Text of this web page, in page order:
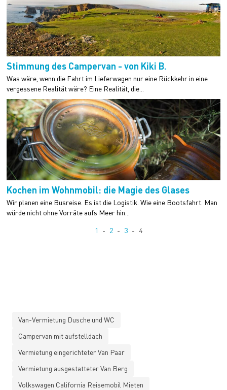
Stimmung des Campervan - von Kiki B.
Was wäre, wenn die Fahrt im Lieferwagen nur eine Rückkehr in eine
vergessene Realität wäre? Eine Realität, die...
Kochen im Wohnmobil: die Magie des Glases
Wir planen eine Busreise. Es ist die Logistik. Wie eine Bootsfahrt. Man
würde nicht ohne Vorräte aufs Meer hin...
1 2 3 4
Van-Vermietung Dusche und WC
Campervan mit aufstelldach
Vermietung eingerichteter Van Paar
Vermietung ausgestatteter Van Berg
Volkswagen California Reisemobil Mieten